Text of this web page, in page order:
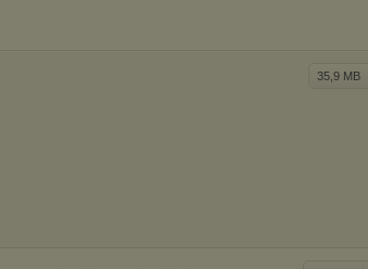
35,9 MB